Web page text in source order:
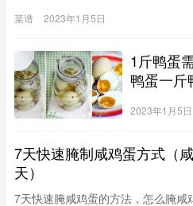
凉；把鸡蛋洗干净，放入放凉的盐
菜谱 2023年1月5日
1斤鸭蛋
鸭蛋一斤
2023年1月5日
7天快速腌制咸鸡蛋方式（
天）
7天快速腌咸鸡蛋的方法，怎么腌